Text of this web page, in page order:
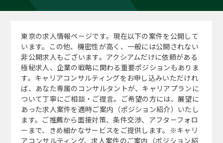
コンサ
サービス案内 キャリ
“展”職
コンサルタントの紹介
キャリアデザイン講座
MBAの
MBAキ
おわり
ステージ別アドバイス
MBAの転職事例
MBAからのFAQ
MBA留学生数の推移
日本か
英文レジュメの書き方 パワー
英文レ
職務経歴書の書き方
日本語履歴書テンプレート
よくある面接Q&A集
外資系／面接攻略のコツ
“展”職相談室
転職市場の明日をよめ
コンサルティングの現場から
転職成功への4つの鍵
キャリアに効く一冊
注目企業インタビュー
ジョブフェア
キャリアデザインセミナー
海外セミナー
キャリアフォーラム
プロ経営者の特別セミナー
Career Talk Live
沿革
主なクライアント
アクセス
採用情報
パブリシティ
ニュースリリース
東京の求人情報ページです。現在以下の案件を公開して
います。この他、機密性が高く、一般には公開されない
非公開求人もございます。アクシアムだけに依頼がある
極秘求人、企業の戦略に関わる重要ポジションもありま
す。キャリアコンサルティングをお申し込みいただけれ
ば、あなた専属のコンサルタントが、キャリアプランに
ついて丁寧にご相談・ご提言。ご希望の方には、展望に
あった求人案件を適時ご案内（ポジション紹介）いたし
ます。ご推薦から面接対策、条件交渉、アフターフォロ
ーまで、きめ細かなサービスをご提供します。※キャリ
アコンサルティング、求人案件のご案内（ポジション紹